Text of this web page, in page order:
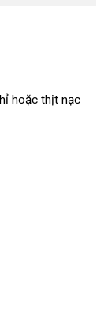
hoặc thịt nạc